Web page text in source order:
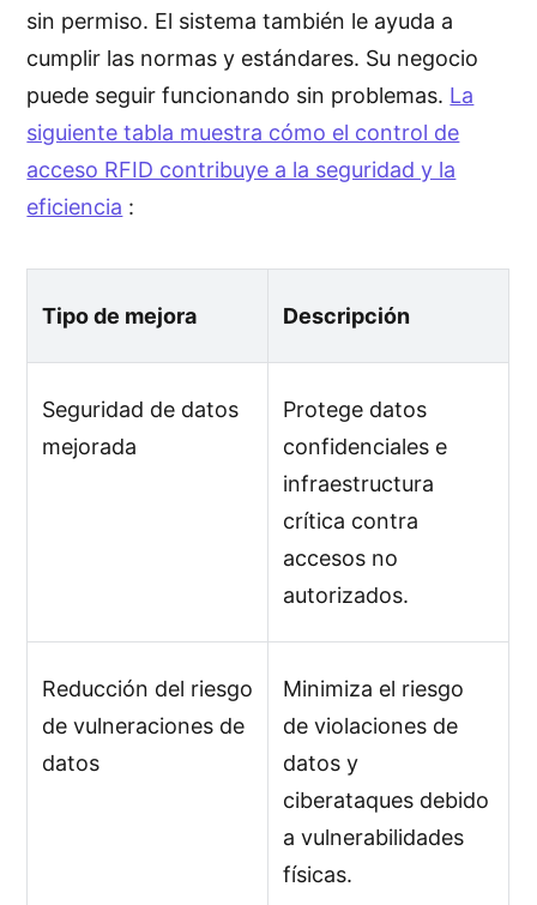
sin permiso. El sistema también le ayuda a
cumplir las normas y estándares. Su negocio
puede seguir funcionando sin problemas. La
siguiente tabla muestra cómo el control de
acceso RFID contribuye a la seguridad y la
eficiencia :
Tipo de mejora Descripción
Seguridad de datos
mejorada
Protege datos
confidenciales e
infraestructura
crítica contra
accesos no
autorizados.
Reducción del riesgo
de vulneraciones de
datos
Minimiza el riesgo
de violaciones de
datos y
ciberataques debido
a vulnerabilidades
físicas.